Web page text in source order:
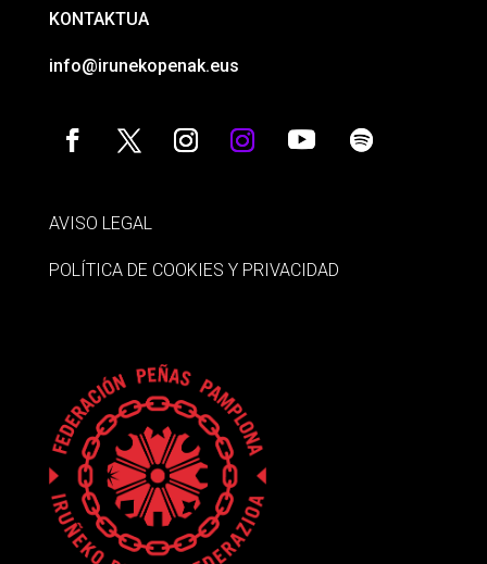
KONTAKTUA
info@irunekopenak.eus
AVISO LEGAL
POLÍTICA DE COOKIES Y PRIVACIDAD